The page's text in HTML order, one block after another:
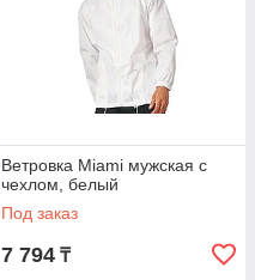
Ветровка Miami мужская с
чехлом, белый
Под заказ
7 794 ₸